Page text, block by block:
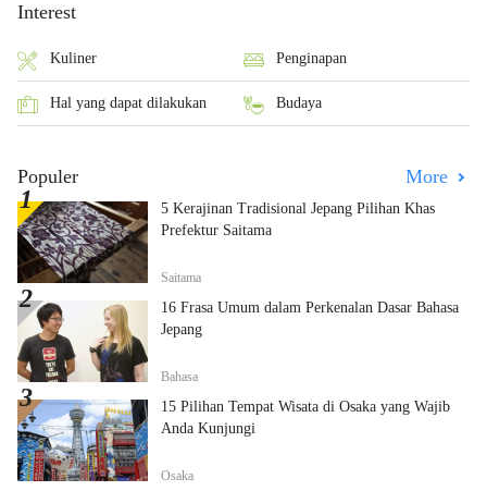
Interest
Kuliner Penginapan
Hal yang dapat dilakukan Budaya
Populer More
5 Kerajinan Tradisional Jepang Pilihan Khas
Prefektur Saitama
Saitama
16 Frasa Umum dalam Perkenalan Dasar Bahasa
Jepang
Bahasa
15 Pilihan Tempat Wisata di Osaka yang Wajib
Anda Kunjungi
Osaka